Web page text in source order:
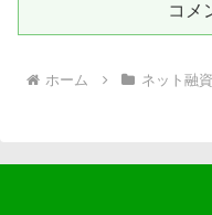
コメ
ホーム ネット融資